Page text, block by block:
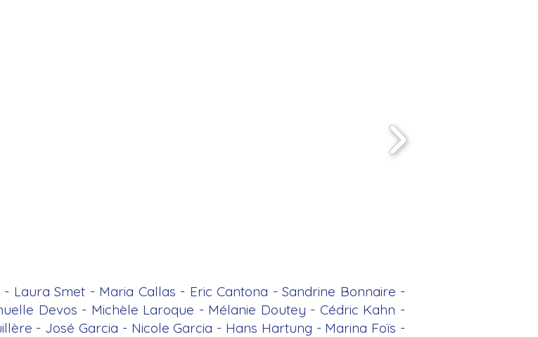
Laura Smet - Maria Callas - Eric Cantona - Sandrine Bonnaire -
Devos - Michèle Laroque - Mélanie Doutey - Cédric Kahn -
- José Garcia - Nicole Garcia - Hans Hartung - Marina Foïs -